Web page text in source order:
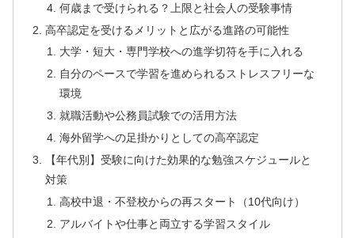
何歳まで受けられる？上限と社会人の受験事情
高卒認定を受けるメリットと広がる進路の可能性
大学・短大・専門学校への進学切符を手に入れる
自分のペースで学習を進められるストレスフリーな
環境
就職活動や公務員試験での活用方法
海外留学への足掛かりとしての高卒認定
【年代別】受験に向けた効果的な勉強スケジュールと
対策
高校中退・不登校からの再スタート（10代向け）
アルバイトや仕事と両立する学習スタイル